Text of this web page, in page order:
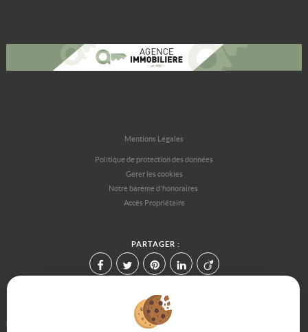
Mentions Légales
Politique de protection des données
Gérer les cookies
Notre barème d'honoraires
Accès Propriétaire
PARTAGER :
Afin de vous offrir un confort de lecture permanent, depuis votre PC,
votre tablette ou votre smartphone, notre site s'adapte